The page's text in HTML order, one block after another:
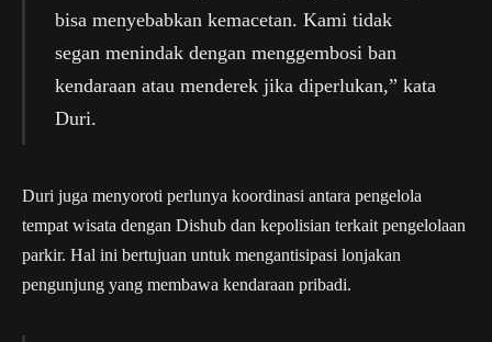
bisa menyebabkan kemacetan. Kami tidak
segan menindak dengan menggembosi ban
kendaraan atau menderek jika diperlukan,” kata
Duri.
Duri juga menyoroti perlunya koordinasi antara pengelola
tempat wisata dengan Dishub dan kepolisian terkait pengelolaan
parkir. Hal ini bertujuan untuk mengantisipasi lonjakan
pengunjung yang membawa kendaraan pribadi.